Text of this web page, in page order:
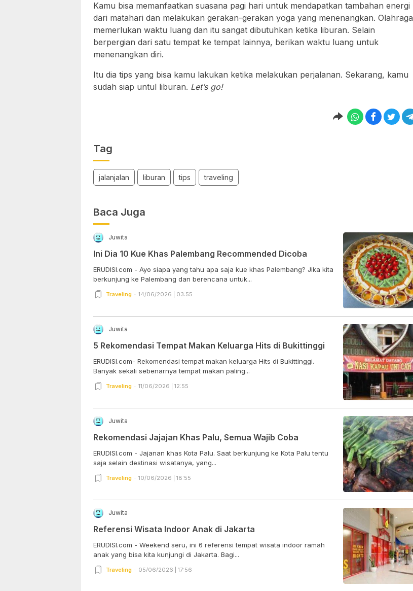
Kamu bisa memanfaatkan suasana pagi hari untuk mendapatkan tambahan energi
dari matahari dan melakukan gerakan-gerakan yoga yang menenangkan. Olahraga
memerlukan waktu luang dan itu sangat dibutuhkan ketika liburan. Selain
berpergian dari satu tempat ke tempat lainnya, berikan waktu luang untuk
menenangkan diri.
Itu dia tips yang bisa kamu lakukan ketika melakukan perjalanan. Sekarang, kamu
sudah siap untul liburan. Let’s go!
Tag
jalanjalan liburan tips traveling
Baca Juga
Juwita
Ini Dia 10 Kue Khas Palembang Recommended Dicoba
ERUDISI.com - Ayo siapa yang tahu apa saja kue khas Palembang? Jika kita
berkunjung ke Palembang dan berencana untuk...
Traveling 14/06/2026 | 03:55
Juwita
5 Rekomendasi Tempat Makan Keluarga Hits di Bukittinggi
ERUDISI.com- Rekomendasi tempat makan keluarga Hits di Bukittinggi.
Banyak sekali sebenarnya tempat makan paling...
Traveling 11/06/2026 | 12:55
Juwita
Rekomendasi Jajajan Khas Palu, Semua Wajib Coba
ERUDISI.com - Jajanan khas Kota Palu. Saat berkunjung ke Kota Palu tentu
saja selain destinasi wisatanya, yang...
Traveling 10/06/2026 | 18:55
Juwita
Referensi Wisata Indoor Anak di Jakarta
ERUDISI.com - Weekend seru, ini 6 referensi tempat wisata indoor ramah
anak yang bisa kita kunjungi di Jakarta. Bagi...
Traveling 05/06/2026 | 17:56